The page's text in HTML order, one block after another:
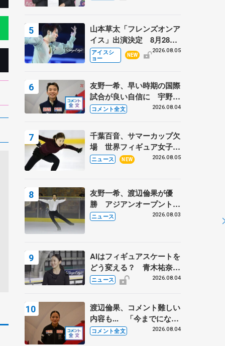
山本草太「フレンズオンア
イス」出演決定 8月28日
（金）2公演のみ 荒川静
香さんプロデュース、20
アイスシ
ョー
NEW
2026.08.05
友野一希、早い時期の国際
試合が良い自信に 宇野昌
磨の現役復帰に思っている
トロフィーフリー後】
コメント全文 2026.08.04
千葉百音、サマーカップ欠
場 世界フィギュア女子2
位
ニュース NEW 2026.08.05
友野一希、渡辺倫果が優
勝 アジアンオープントロ
フィー
ニュース 2026.08.03
AIはフィギュアスケートを
どう変える？ 青木祐奈と
考える採点、トレーニング
ニュース 2026.08.04
渡辺倫果、コメント難しい
内容も... 「今までにない
くらい早めに仕上げられて
コメント全文 2026.08.04